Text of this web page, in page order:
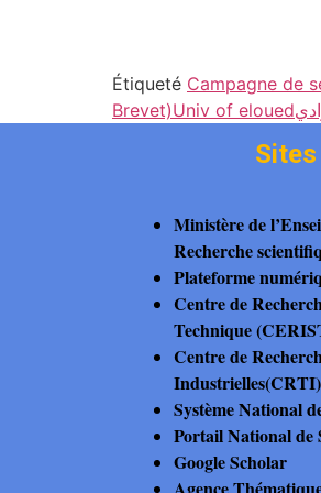
Étiqueté Campagne de
Brevet)Univ of eloued
Ministère de
Recherche
Plateforme
Centre de
Technique
Centre de
Industrielles(CRTI)
Système National
Portail National de
Google Scholar